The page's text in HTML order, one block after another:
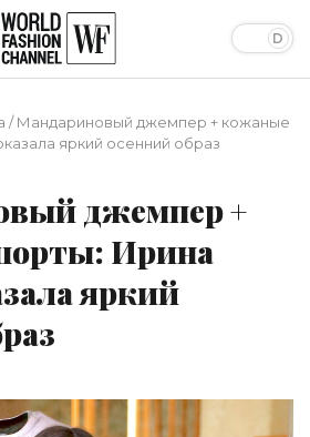
/Мандариновый джемпер + кожаные
яркий осенний образ
джемпер +
Ирина
яркий